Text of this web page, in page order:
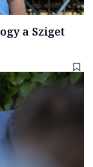
a Sziget